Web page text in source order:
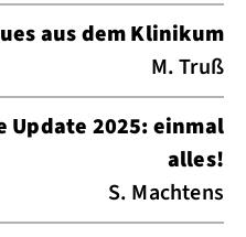
aus dem Klinikum
M. Truß
Update 2025: einmal
alles!
S. Machtens